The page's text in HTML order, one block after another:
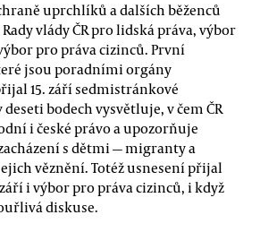
uprchlíků a dalších běženců
vlády ČR pro lidská práva, výbor
pro práva cizinců. První
jsou poradními orgány
15. září sedmistránkové
bodech vysvětluje, v čem ČR
i české právo a upozorňuje
s dětmi — migranty a
věznění. Totéž usnesení přijal
i výbor pro práva cizinců, i když
diskuse.